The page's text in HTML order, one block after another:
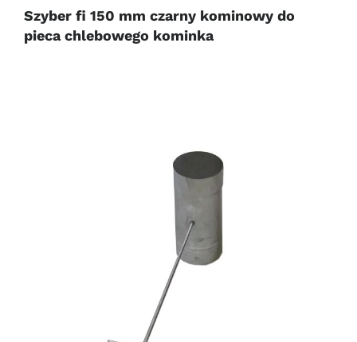
Szyber fi 150 mm czarny kominowy do
pieca chlebowego kominka